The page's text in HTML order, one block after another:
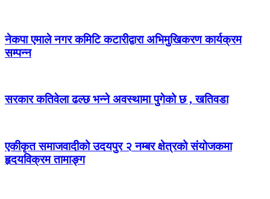
नेकपा एमाले नगर कमिटि कटारीद्वारा अभिमुखिकरण कार्यक्रम
सम्पन्न
सरकार कतिवेला ढल्छ भन्ने अवस्थामा पुगेको छ , खतिवडा
एकीकृत समाजवादीको उदयपुर २ नम्बर क्षेत्रको संयोजकमा
हृदयविक्रम तामाङ्ग